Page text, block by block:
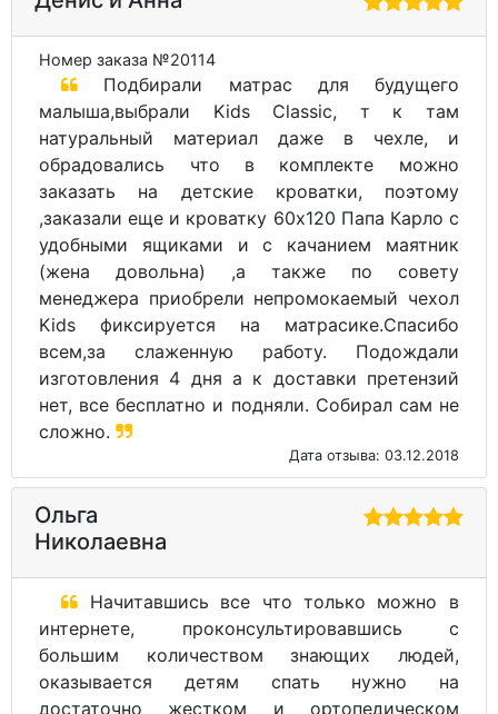
Номер заказа №20114
Подбирали матрас для будущего
малыша,выбрали Kids Classic, т к там
натуральный материал даже в чехле, и
обрадовались что в комплекте можно
заказать на детские кроватки, поэтому
,заказали еще и кроватку 60х120 Папа Карло с
удобными ящиками и с качанием маятник
(жена довольна) ,а также по совету
менеджера приобрели непромокаемый чехол
Kids фиксируется на матрасике.Спасибо
всем,за слаженную работу. Подождали
изготовления 4 дня а к доставки претензий
нет, все бесплатно и подняли. Собирал сам не
сложно.
Дата отзыва: 03.12.2018
Ольга
Николаевна
Начитавшись все что только можно в
интернете, проконсультировавшись с
большим количеством знающих людей,
оказывается детям спать нужно на
достаточно жестком и ортопедическом